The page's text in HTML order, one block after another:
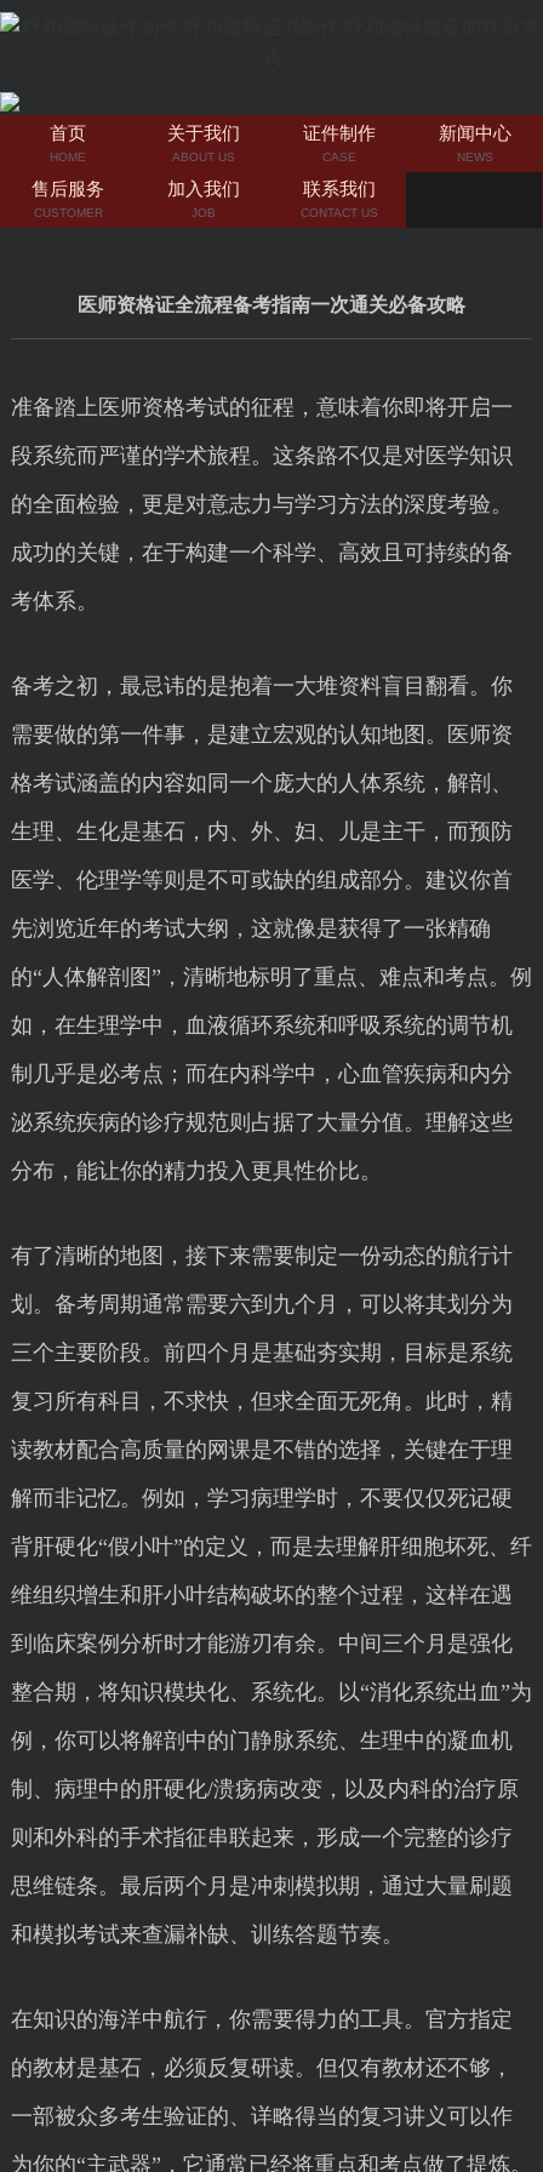
首页
HOME
关于我们
ABOUT US
证件制作
CASE
新闻中心
NEWS
售后服务
CUSTOMER
加入我们
JOB
联系我们
CONTACT US
医师资格证全流程备考指南一次通关必备攻略
准备踏上医师资格考试的征程，意味着你即将开启一
段系统而严谨的学术旅程。这条路不仅是对医学知识
的全面检验，更是对意志力与学习方法的深度考验。
成功的关键，在于构建一个科学、高效且可持续的备
考体系。
备考之初，最忌讳的是抱着一大堆资料盲目翻看。你
需要做的第一件事，是建立宏观的认知地图。医师资
格考试涵盖的内容如同一个庞大的人体系统，解剖、
生理、生化是基石，内、外、妇、儿是主干，而预防
医学、伦理学等则是不可或缺的组成部分。建议你首
先浏览近年的考试大纲，这就像是获得了一张精确
的“人体解剖图”，清晰地标明了重点、难点和考点。例
如，在生理学中，血液循环系统和呼吸系统的调节机
制几乎是必考点；而在内科学中，心血管疾病和内分
泌系统疾病的诊疗规范则占据了大量分值。理解这些
分布，能让你的精力投入更具性价比。
有了清晰的地图，接下来需要制定一份动态的航行计
划。备考周期通常需要六到九个月，可以将其划分为
三个主要阶段。前四个月是基础夯实期，目标是系统
复习所有科目，不求快，但求全面无死角。此时，精
读教材配合高质量的网课是不错的选择，关键在于理
解而非记忆。例如，学习病理学时，不要仅仅死记硬
背肝硬化“假小叶”的定义，而是去理解肝细胞坏死、纤
维组织增生和肝小叶结构破坏的整个过程，这样在遇
到临床案例分析时才能游刃有余。中间三个月是强化
整合期，将知识模块化、系统化。以“消化系统出血”为
例，你可以将解剖中的门静脉系统、生理中的凝血机
制、病理中的肝硬化/溃疡病改变，以及内科的治疗原
则和外科的手术指征串联起来，形成一个完整的诊疗
思维链条。最后两个月是冲刺模拟期，通过大量刷题
和模拟考试来查漏补缺、训练答题节奏。
在知识的海洋中航行，你需要得力的工具。官方指定
的教材是基石，必须反复研读。但仅有教材还不够，
一部被众多考生验证的、详略得当的复习讲义可以作
为你的“主武器”，它通常已经将重点和考点做了提炼。